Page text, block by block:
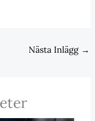
Nästa Inlägg →